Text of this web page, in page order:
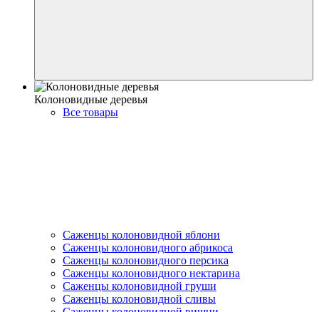
Колоновидные деревья
Все товары
Саженцы колоновидной яблони
Саженцы колоновидного абрикоса
Саженцы колоновидного персика
Саженцы колоновидного нектарина
Саженцы колоновидной груши
Саженцы колоновидной сливы